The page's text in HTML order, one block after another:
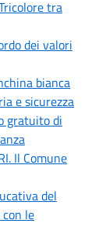
tra
dei valori
bianca
e sicurezza
gratuito di
Il Comune
del
le